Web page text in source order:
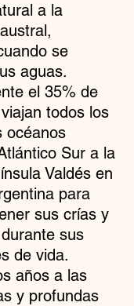
a la
se
aguas.
el 35% de
todos los
océanos
Sur a la
Valdés en
para
sus crías y
sus
de vida.
años a las
y profundas